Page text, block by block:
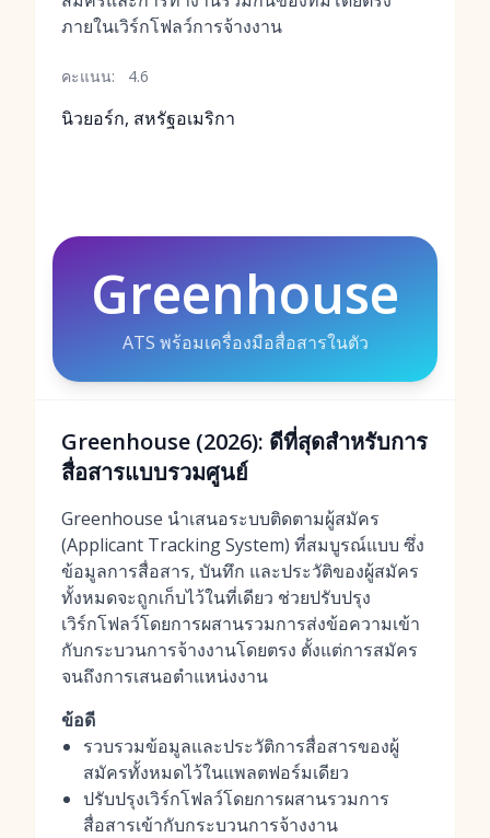
ภายในเวิร์กโฟลว์การจ้างงาน
คะแนน: 4.6
นิวยอร์ก, สหรัฐอเมริกา
Greenhouse
ATS พร้อมเครื่องมือสื่อสารในตัว
Greenhouse (2026): ดีที่สุดสำหรับการ
สื่อสารแบบรวมศูนย์
Greenhouse นำเสนอระบบติดตามผู้สมัคร
(Applicant Tracking System) ที่สมบูรณ์แบบ ซึ่ง
ข้อมูลการสื่อสาร, บันทึก และประวัติของผู้สมัคร
ทั้งหมดจะถูกเก็บไว้ในที่เดียว ช่วยปรับปรุง
เวิร์กโฟลว์โดยการผสานรวมการส่งข้อความเข้า
กับกระบวนการจ้างงานโดยตรง ตั้งแต่การสมัคร
จนถึงการเสนอตำแหน่งงาน
ข้อดี
รวบรวมข้อมูลและประวัติการสื่อสารของผู้
สมัครทั้งหมดไว้ในแพลตฟอร์มเดียว
ปรับปรุงเวิร์กโฟลว์โดยการผสานรวมการ
สื่อสารเข้ากับกระบวนการจ้างงาน